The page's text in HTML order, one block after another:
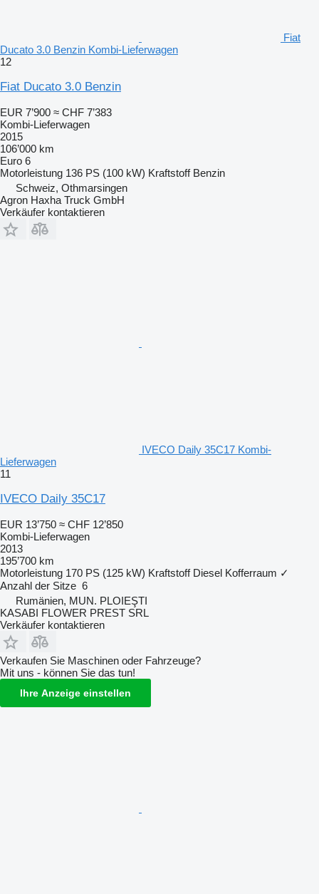
Fiat
Ducato 3.0 Benzin Kombi-Lieferwagen
12
Fiat Ducato 3.0 Benzin
EUR 7’900 ≈ CHF 7’383
Kombi-Lieferwagen
2015
106’000 km
Euro 6
Motorleistung 136 PS (100 kW) Kraftstoff Benzin
Schweiz, Othmarsingen
Agron Haxha Truck GmbH
Verkäufer kontaktieren
IVECO Daily 35C17 Kombi-
Lieferwagen
11
IVECO Daily 35C17
EUR 13’750 ≈ CHF 12’850
Kombi-Lieferwagen
2013
195’700 km
Motorleistung 170 PS (125 kW) Kraftstoff Diesel Kofferraum ✓
Anzahl der Sitze 6
Rumänien, MUN. PLOIEŞTI
KASABI FLOWER PREST SRL
Verkäufer kontaktieren
Verkaufen Sie Maschinen oder Fahrzeuge?
Mit uns - können Sie das tun!
Ihre Anzeige einstellen